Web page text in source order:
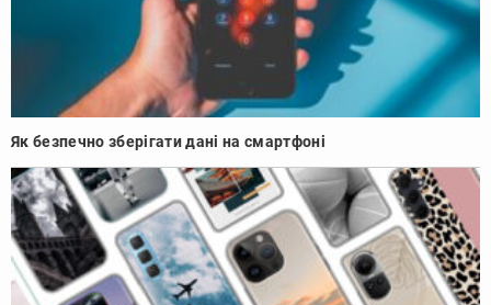
Як безпечно зберігати дані на смартфоні